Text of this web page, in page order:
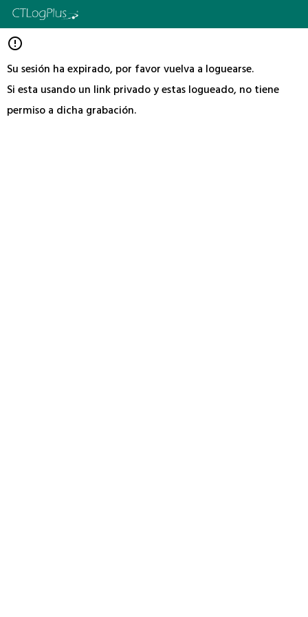
error_outline
Su sesión ha expirado, por favor vuelva a loguearse.
Si esta usando un link privado y estas logueado, no tiene
permiso a dicha grabación.